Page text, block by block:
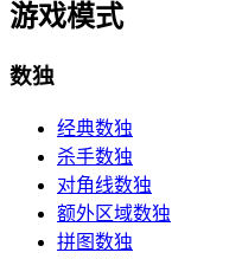
游戏模式
数独
经典数独
杀手数独
对角线数独
额外区域数独
拼图数独